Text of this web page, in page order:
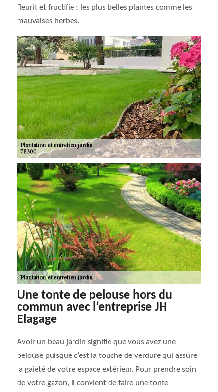
fleurit et fructifie : les plus belles plantes comme les
mauvaises herbes.
Une tonte de pelouse hors du
commun avec l’entreprise JH
Elagage
Avoir un beau jardin signifie que vous avez une
pelouse puisque c’est la touche de verdure qui assure
la gaieté de votre espace extérieur. Pour prendre soin
de votre gazon, il convient de faire une tonte